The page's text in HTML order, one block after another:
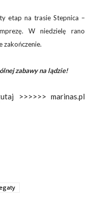
etap na trasie Stepnica –
W niedzielę rano
zakończenie.
zabawy na lądzie!
>>>>>> marinas.pl